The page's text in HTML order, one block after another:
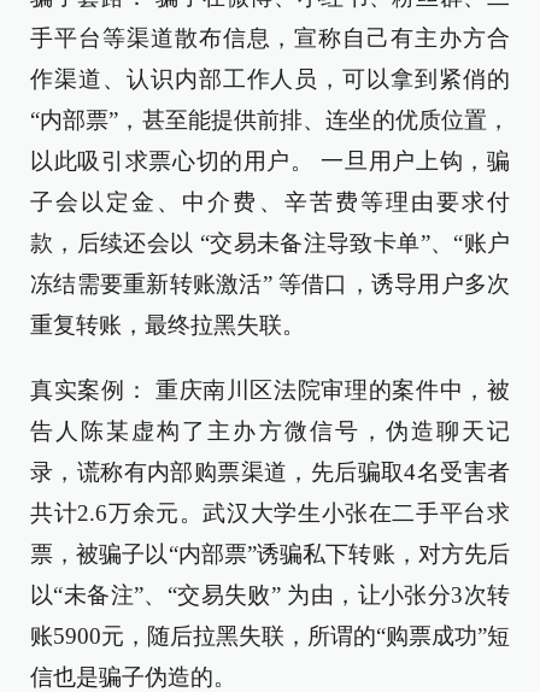
手平台等渠道散布信息，宣称自己有主办方合
作渠道、认识内部工作人员，可以拿到紧俏的
“内部票”，甚至能提供前排、连坐的优质位置，
以此吸引求票心切的用户。 一旦用户上钩，骗
子会以定金、中介费、辛苦费等理由要求付
款，后续还会以 “交易未备注导致卡单”、“账户
冻结需要重新转账激活” 等借口，诱导用户多次
重复转账，最终拉黑失联。
真实案例： 重庆南川区法院审理的案件中，被
告人陈某虚构了主办方微信号，伪造聊天记
录，谎称有内部购票渠道，先后骗取4名受害者
共计2.6万余元。武汉大学生小张在二手平台求
票，被骗子以“内部票”诱骗私下转账，对方先后
以“未备注”、“交易失败” 为由，让小张分3次转
账5900元，随后拉黑失联，所谓的“购票成功”短
信也是骗子伪造的。